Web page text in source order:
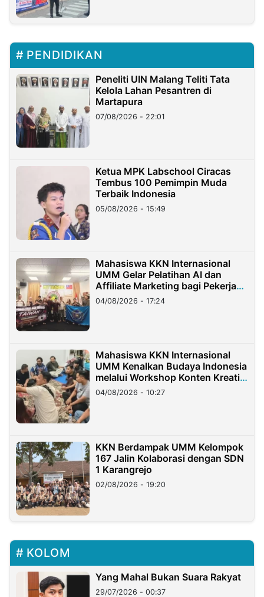
PENDIDIKAN
Peneliti UIN Malang Teliti Tata
Kelola Lahan Pesantren di
Martapura
07/08/2026 - 22:01
Ketua MPK Labschool Ciracas
Tembus 100 Pemimpin Muda
Terbaik Indonesia
05/08/2026 - 15:49
Mahasiswa KKN Internasional
UMM Gelar Pelatihan AI dan
Affiliate Marketing bagi Pekerja
Migran Indonesia di Taiwan
04/08/2026 - 17:24
Mahasiswa KKN Internasional
UMM Kenalkan Budaya Indonesia
melalui Workshop Konten Kreatif
di Taiwan
04/08/2026 - 10:27
KKN Berdampak UMM Kelompok
167 Jalin Kolaborasi dengan SDN
1 Karangrejo
02/08/2026 - 19:20
KOLOM
Yang Mahal Bukan Suara Rakyat
29/07/2026 - 00:37